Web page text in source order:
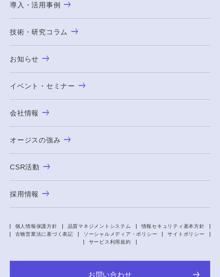
導入・活用事例
技術・研究コラム
お知らせ
イベント・セミナー
会社情報
オージスの強み
CSR活動
採用情報
個人情報保護方針 品質マネジメントシステム
情報セキュリティ基本方針
古物営業法に基づく表記
ソーシャルメディア・ポリシー
サイトポリシー
サービス利用規約
お問い合わせ